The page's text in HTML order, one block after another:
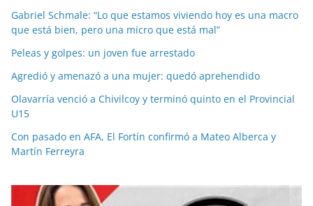
Gabriel Schmale: “Lo que estamos viviendo hoy es una macro
que está bien, pero una micro que está mal”
Peleas y golpes: un joven fue arrestado
Agredió y amenazó a una mujer: quedó aprehendido
Olavarría venció a Chivilcoy y terminó quinto en el Provincial
U15
Con pasado en AFA, El Fortín confirmó a Mateo Alberca y
Martín Ferreyra